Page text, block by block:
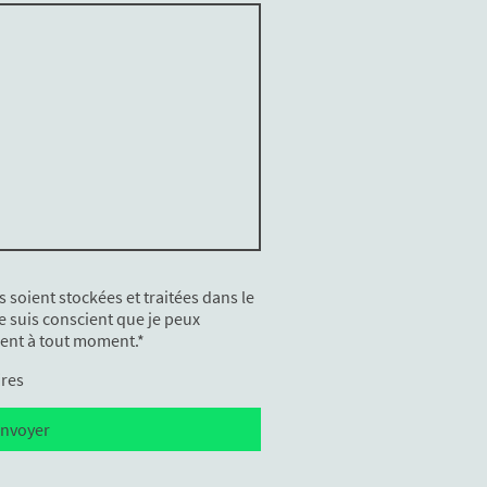
soient stockées et traitées dans le
conscient que je peux
à tout moment.*